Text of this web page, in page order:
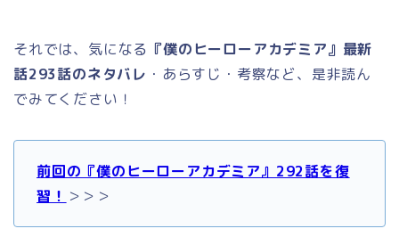
それでは、気になる 『僕のヒーローアカデミア』最新
話293話のネタバレ ・あらすじ・考察など、是非読ん
でみてください！
前回の『僕のヒーローアカデミア』292話を復
習！ ＞＞＞